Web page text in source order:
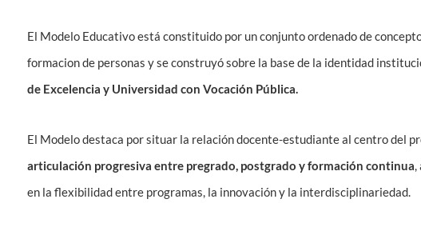
El Modelo Educativo está constituido por un conjunto ordenado de
formacion de personas y se construyó sobre la base de la identidad
de Excelencia y Universidad con Vocación Pública.
El Modelo destaca por situar la relación docente-estudiante al centro del
articulación progresiva entre pregrado, postgrado y formación continua,
en la flexibilidad entre programas, la innovación y la interdisciplinariedad.